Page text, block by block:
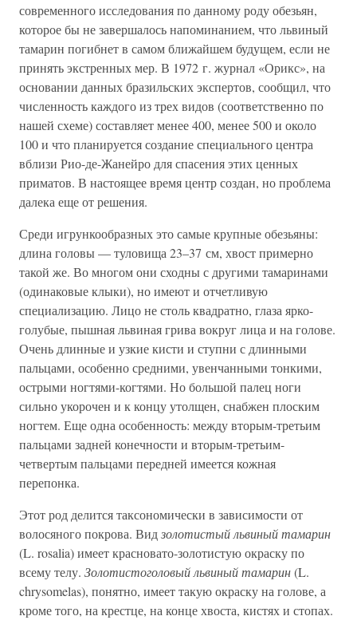
современного исследования по данному роду обезьян,
которое бы не завершалось напоминанием, что львиный
тамарин погибнет в самом ближайшем будущем, если не
принять экстренных мер. В 1972 г. журнал «Орикс», на
основании данных бразильских экспертов, сообщил, что
численность каждого из трех видов (соответственно по
нашей схеме) составляет менее 400, менее 500 и около
100 и что планируется создание специального центра
вблизи Рио-де-Жанейро для спасения этих ценных
приматов. В настоящее время центр создан, но проблема
далека еще от решения.
Среди игрункообразных это самые крупные обезьяны:
длина головы — туловища 23–37 см, хвост примерно
такой же. Во многом они сходны с другими тамаринами
(одинаковые клыки), но имеют и отчетливую
специализацию. Лицо не столь квадратно, глаза ярко-
голубые, пышная львиная грива вокруг лица и на голове.
Очень длинные и узкие кисти и ступни с длинными
пальцами, особенно средними, увенчанными тонкими,
острыми ногтями-когтями. Но большой палец ноги
сильно укорочен и к концу утолщен, снабжен плоским
ногтем. Еще одна особенность: между вторым-третьим
пальцами задней конечности и вторым-третьим-
четвертым пальцами передней имеется кожная
перепонка.
Этот род делится таксономически в зависимости от
волосяного покрова. Видзолотистый львиный тамарин
(L. rosalia) имеет красновато-золотистую окраску по
всему телу. Золотистоголовый львиный тамарин(L.
chrysomelas), понятно, имеет такую окраску на голове, а
кроме того, на крестце, на конце хвоста, кистях и стопах.